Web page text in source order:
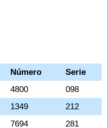
Número
Serie
4800
098
1349
212
7694
281